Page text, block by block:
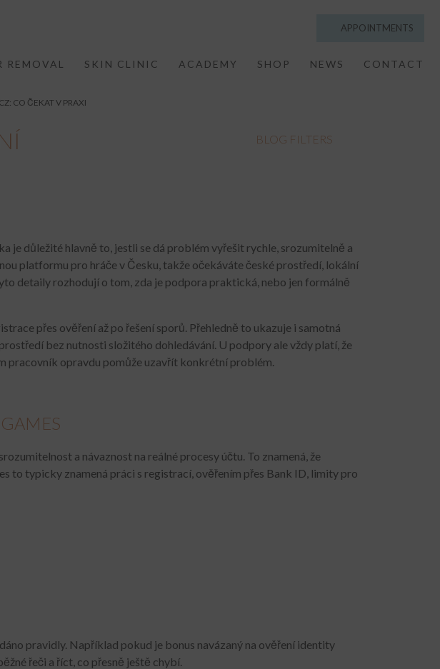
APPOINTMENTS
REMOVAL SKIN CLINIC ACADEMY SHOP NEWS CONTACT
CO ČEKAT V PRAXI
BLOG FILTERS
je důležité hlavně to, jestli se dá problém vyřešit rychle, srozumitelně a
platformu pro hráče v Česku, takže očekáváte české prostředí, lokální
detaily rozhodují o tom, zda je podpora praktická, nebo jen formálně
přes ověření až po řešení sporů. Přehledně to ukazuje i samotná
bez nutnosti složitého dohledávání. U podpory ale vždy platí, že
pracovník opravdu pomůže uzavřít konkrétní problém.
a návaznost na reálné procesy účtu. To znamená, že
to typicky znamená práci s registrací, ověřením přes Bank ID, limity pro
pravidly. Například pokud je bonus navázaný na ověření identity
řeči a říct, co přesně ještě chybí.